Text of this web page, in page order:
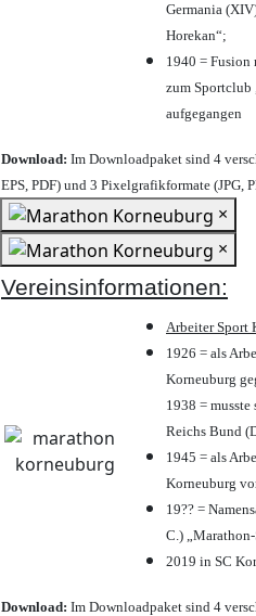
Germania
Horekan“;
1940 = Fusion
zum Sportclub
aufgegangen
Download: Im Downloadpaket sind 4
EPS, PDF) und 3 Pixelgrafikformate (JPG,
×
×
Vereinsinformationen:
Arbeiter Sport
1926 = als
Korneuburg
1938 =
Reichs Bund
1945 = als
Korneuburg
19?? =
C.)
2019 in SC
Download: Im Downloadpaket sind 4